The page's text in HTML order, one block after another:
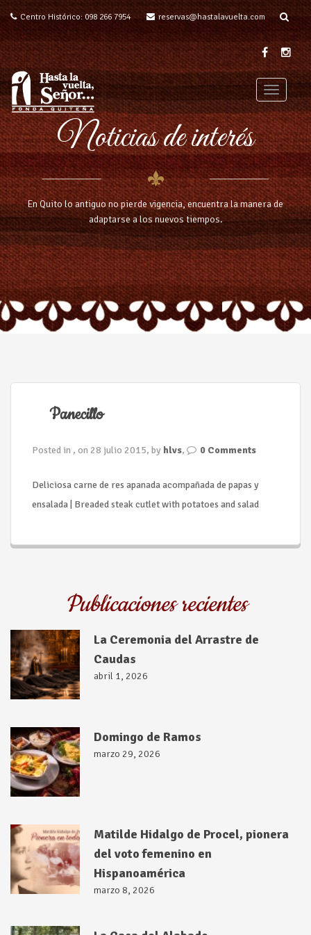
Centro Histórico: 098 266 7954 reservas@hastalavuelta.com
T
o
g
g
l
e
n
a
v
g
a
t
i
o
n
Noticias de interés
En Quito lo antiguo no pierde vigencia, encuentra la manera de
adaptarse a los nuevos tiempos.
Panecillo
Posted in , on 28 julio 2015, by hlvs, 0 Comments
Deliciosa carne de res apanada acompañada de papas y
ensalada | Breaded steak cutlet with potatoes and salad
Publicaciones recientes
La Ceremonia del Arrastre de
Caudas
abril 1, 2026
Domingo de Ramos
marzo 29, 2026
Matilde Hidalgo de Procel, pionera
del voto femenino en
Hispanoamérica
marzo 8, 2026